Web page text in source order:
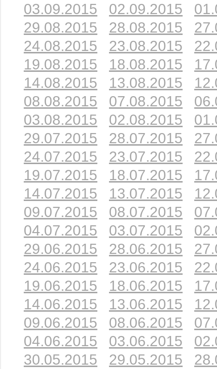
03.09.2015
02.09.2015
29.08.2015
28.08.2015
24.08.2015
23.08.2015
19.08.2015
18.08.2015
14.08.2015
13.08.2015
08.08.2015
07.08.2015
03.08.2015
02.08.2015
29.07.2015
28.07.2015
24.07.2015
23.07.2015
19.07.2015
18.07.2015
14.07.2015
13.07.2015
09.07.2015
08.07.2015
04.07.2015
03.07.2015
29.06.2015
28.06.2015
24.06.2015
23.06.2015
19.06.2015
18.06.2015
14.06.2015
13.06.2015
09.06.2015
08.06.2015
04.06.2015
03.06.2015
30.05.2015
29.05.2015